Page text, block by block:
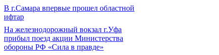
В г.Самара впервые прошел областной
ифтар
На железнодорожный вокзал г.Уфа
прибыл поезд акции Министерства
обороны РФ «Сила в правде»